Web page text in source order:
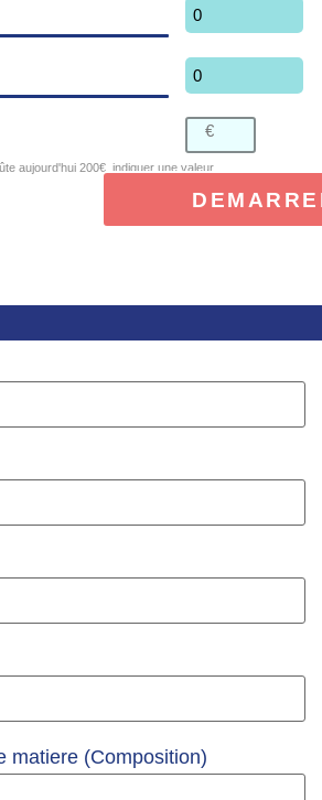
0
0
aujourd'hui 200€, indiquer une valeur
matiere (Composition)